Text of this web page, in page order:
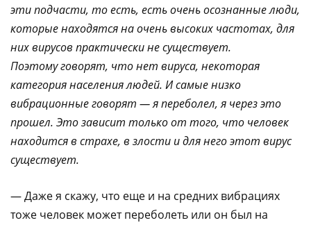
эти подчасти, то есть, есть очень осознанные люди,
которые находятся на очень высоких частотах, для
них вирусов практически не существует.
Поэтому говорят, что нет вируса, некоторая
категория населения людей. И самые низко
вибрационные говорят — я переболел, я через это
прошел. Это зависит только от того, что человек
находится в страхе, в злости и для него этот вирус
существует.
— Даже я скажу, что еще и на средних вибрациях
тоже человек может переболеть или он был на